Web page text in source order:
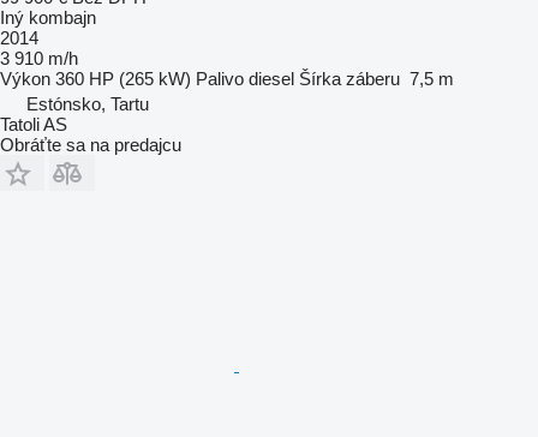
Iný kombajn
2014
3 910 m/h
Výkon 360 HP (265 kW) Palivo diesel Šírka záberu 7,5 m
Estónsko, Tartu
Tatoli AS
Obráťte sa na predajcu